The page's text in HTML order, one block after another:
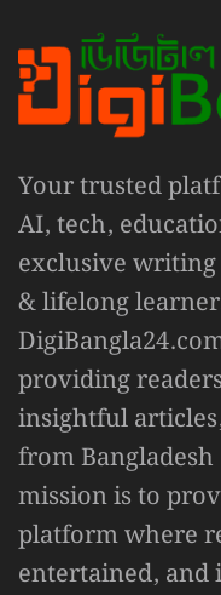
Your trusted
AI, tech,
exclusive
& lifelong
providing
insightful
from
mission is to
platform where
entertained, and